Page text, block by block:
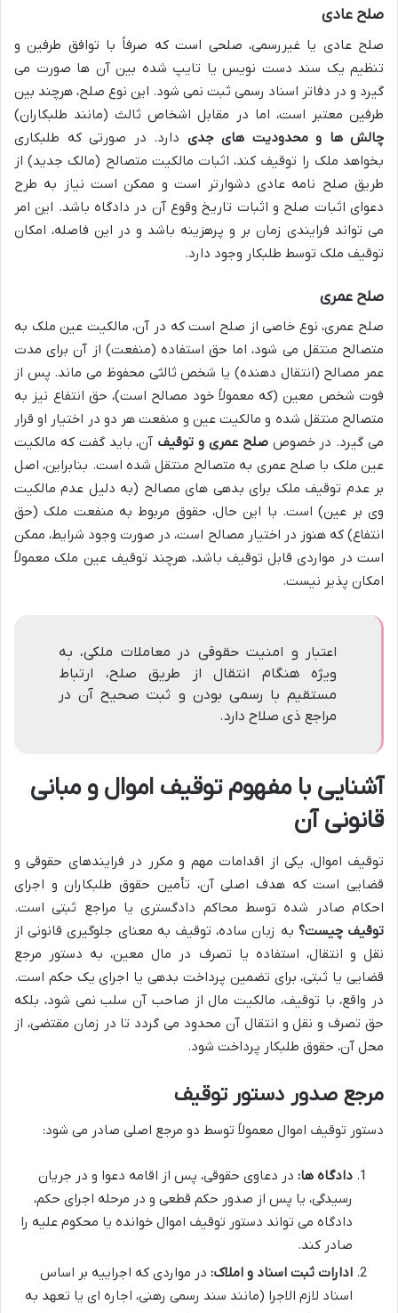
صلح عادی
صلح عادی یا غیررسمی، صلحی است که صرفاً با توافق طرفین و
تنظیم یک سند دست نویس یا تایپ شده بین آن ها صورت می
گیرد و در دفاتر اسناد رسمی ثبت نمی شود. این نوع صلح، هرچند بین
طرفین معتبر است، اما در مقابل اشخاص ثالث (مانند طلبکاران)
چالش ها و محدودیت های جدی دارد. در صورتی که طلبکاری
بخواهد ملک را توقیف کند، اثبات مالکیت متصالح (مالک جدید) از
طریق صلح نامه عادی دشوارتر است و ممکن است نیاز به طرح
دعوای اثبات صلح و اثبات تاریخ وقوع آن در دادگاه باشد. این امر
می تواند فرایندی زمان بر و پرهزینه باشد و در این فاصله، امکان
توقیف ملک توسط طلبکار وجود دارد.
صلح عمری
صلح عمری، نوع خاصی از صلح است که در آن، مالکیت عین ملک به
متصالح منتقل می شود، اما حق استفاده (منفعت) از آن برای مدت
عمر مصالح (انتقال دهنده) یا شخص ثالثی محفوظ می ماند. پس از
فوت شخص معین (که معمولاً خود مصالح است)، حق انتفاع نیز به
متصالح منتقل شده و مالکیت عین و منفعت هر دو در اختیار او قرار
می گیرد. در خصوصصلح عمری و توقیف آن، باید گفت که مالکیت
عین ملک با صلح عمری به متصالح منتقل شده است. بنابراین، اصل
بر عدم توقیف ملک برای بدهی های مصالح (به دلیل عدم مالکیت
وی بر عین) است. با این حال، حقوق مربوط به منفعت ملک (حق
انتفاع) که هنوز در اختیار مصالح است، در صورت وجود شرایط، ممکن
است در مواردی قابل توقیف باشد، هرچند توقیف عین ملک معمولاً
امکان پذیر نیست.
اعتبار و امنیت حقوقی در معاملات ملکی، به
ویژه هنگام انتقال از طریق صلح، ارتباط
مستقیم با رسمی بودن و ثبت صحیح آن در
مراجع ذی صلاح دارد.
آشنایی با مفهوم توقیف اموال و مبانی
قانونی آن
توقیف اموال، یکی از اقدامات مهم و مکرر در فرایندهای حقوقی و
قضایی است که هدف اصلی آن، تأمین حقوق طلبکاران و اجرای
احکام صادر شده توسط محاکم دادگستری یا مراجع ثبتی است.
توقیف چیست؟ به زبان ساده، توقیف به معنای جلوگیری قانونی از
نقل و انتقال، استفاده یا تصرف در مال معین، به دستور مرجع
قضایی یا ثبتی، برای تضمین پرداخت بدهی یا اجرای یک حکم است.
در واقع، با توقیف، مالکیت مال از صاحب آن سلب نمی شود، بلکه
حق تصرف و نقل و انتقال آن محدود می گردد تا در زمان مقتضی، از
محل آن، حقوق طلبکار پرداخت شود.
مرجع صدور دستور توقیف
دستور توقیف اموال معمولاً توسط دو مرجع اصلی صادر می شود:
دادگاه ها: در دعاوی حقوقی، پس از اقامه دعوا و در جریان
رسیدگی، یا پس از صدور حکم قطعی و در مرحله اجرای حکم،
دادگاه می تواند دستور توقیف اموال خوانده یا محکوم علیه را
صادر کند.
ادارات ثبت اسناد و املاک: در مواردی که اجراییه بر اساس
اسناد لازم الاجرا (مانند سند رسمی رهنی، اجاره ای یا تعهد به